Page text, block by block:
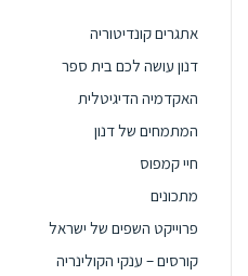
אתגרים קונדיטוריה
דנון עושה לכם בית ספר
האקדמיה הדיגיטלית
המתמחים של דנון
חיי קמפוס
מתכונים
פרוייקט השפים של ישראל
קורסים – ענקי הקולינריה